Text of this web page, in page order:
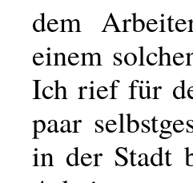
dem
einem
Ich rief für
paar
in der Stadt